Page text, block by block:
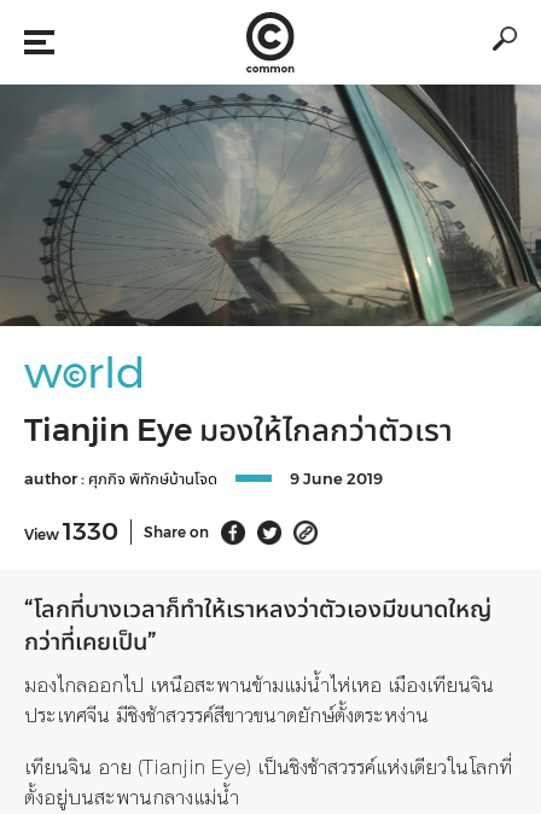
w©rld
Tianjin Eye มองให้ไกลกว่าตัวเรา
author : ศุภกิจ พิทักษ์บ้านโจด 9 June 2019
View 1330 Share on
“โลกที่บางเวลาก็ทำให้เราหลงว่าตัวเองมีขนาดใหญ่
กว่าที่เคยเป็น”
มองไกลออกไป เหนือสะพานข้ามแม่น้ำไห่เหอ เมืองเทียนจิน
ประเทศจีน มีชิงช้าสวรรค์สีขาวขนาดยักษ์ตั้งตระหง่าน
เทียนจิน อาย (Tianjin Eye) เป็นชิงช้าสวรรค์แห่งเดียวในโลกที่
ตั้งอยู่บนสะพานกลางแม่น้ำ